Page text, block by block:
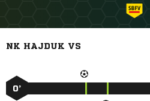
NK HAJDUK VS
0’